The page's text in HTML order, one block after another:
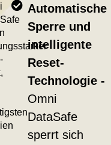
Automatische
Sperre und
intelligente
Reset-
Technologie -
Omni
DataSafe
sperrt sich